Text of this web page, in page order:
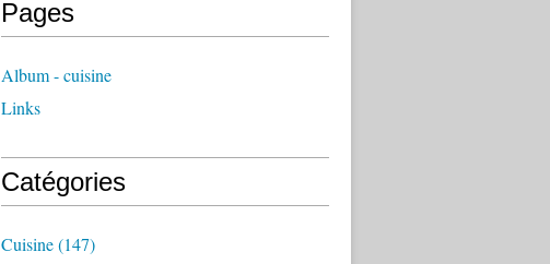
Pages
Album - cuisine
Links
Catégories
Cuisine(147)